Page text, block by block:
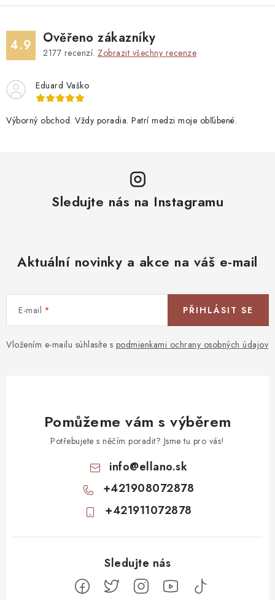
4.9 Ověřeno zákazníky
2177 recenzí. Zobrazit všechny recenze
Eduard Vaško
Výborný obchod. Vždy poradia. Patrí medzi moje obľúbené.
Sledujte nás na Instagramu
Aktuální novinky a akce na váš e-mail
E-mail
Vložením e-mailu súhlasíte s podmienkami ochrany osobných údajov
PŘIHLÁSIT SE
Pomůžeme vám s výběrem
Potřebujete s něčím poradit? Jsme tu pro vás!
info@ellano.sk
+421908072878
+421911072878